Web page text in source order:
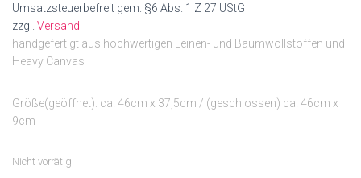
Umsatzsteuerbefreit gem. §6 Abs. 1 Z 27 UStG
zzgl. Versand
handgefertigt aus hochwertigen Leinen- und Baumwollstoffen und
Heavy Canvas
Größe(geöffnet): ca. 46cm x 37,5cm / (geschlossen) ca. 46cm x
9cm
Nicht vorrätig